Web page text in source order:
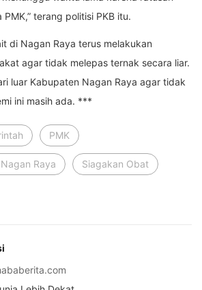
terang politisi PKB itu.
di Nagan Raya terus melakukan
agar tidak melepas ternak secara liar.
luar Kabupaten Nagan Raya agar tidak
ini masih ada. ***
PMK
Raya Siagakan Obat